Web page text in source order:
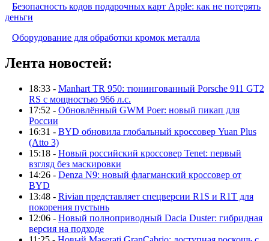
Безопасность кодов подарочных карт Apple: как не потерять
деньги
Оборудование для обработки кромок металла
Лента новостей:
18:33 - Manhart TR 950: тюнингованный Porsche 911 GT2
RS с мощностью 966 л.с.
17:52 - Обновлённый GWM Poer: новый пикап для
России
16:31 - BYD обновила глобальный кроссовер Yuan Plus
(Atto 3)
15:18 - Новый российский кроссовер Tenet: первый
взгляд без маскировки
14:26 - Denza N9: новый флагманский кроссовер от
BYD
13:48 - Rivian представляет спецверсии R1S и R1T для
покорения пустынь
12:06 - Новый полноприводный Dacia Duster: гибридная
версия на подходе